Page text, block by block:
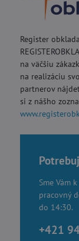
Register
na väčšiu
na realizáciu
partnerov
si z nášho
Sme Vám
pracovný
do 14:30.
+421